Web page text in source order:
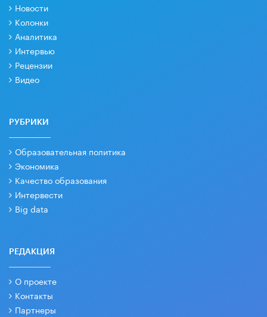
Новости
Колонки
Аналитика
Интервью
Рецензии
Видео
РУБРИКИ
Образовательная политика
Экономика
Качество образования
Интервести
Big data
РЕДАКЦИЯ
О проекте
Контакты
Партнеры